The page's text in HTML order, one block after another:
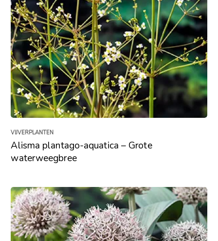
VIJVERPLANTEN
Alisma plantago-aquatica – Grote
waterweegbree